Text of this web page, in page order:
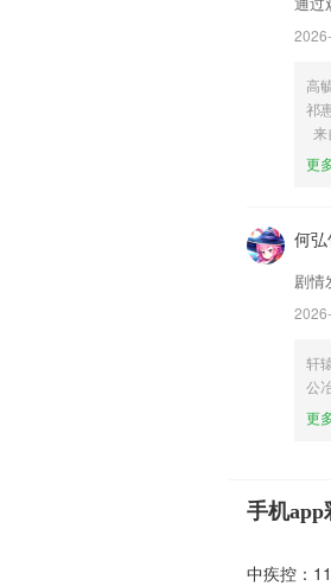
高
祁
来
更
何
剧情
轩
公
更
手机app
中疾控：